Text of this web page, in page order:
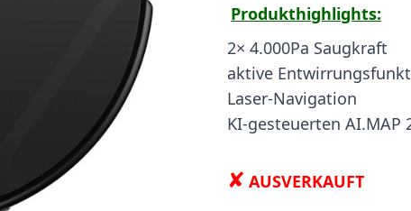
Produkthighlights:
2× 4.000Pa Saugkraft
aktive
Laser-Navigation
KI-gesteuerten AI.MAP
✘ AUSVERKAUFT